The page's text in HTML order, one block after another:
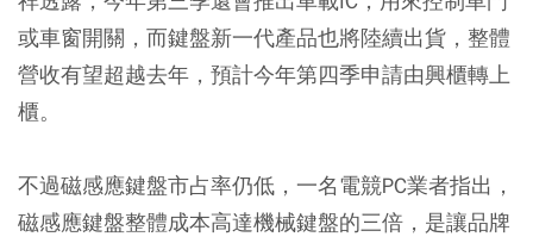
或車窗開關，而鍵盤新一代產品也將陸續出貨，整體
營收有望超越去年，預計今年第四季申請由興櫃轉上
櫃。
不過磁感應鍵盤市占率仍低，一名電競PC業者指出，
磁感應鍵盤整體成本高達機械鍵盤的三倍，是讓品牌